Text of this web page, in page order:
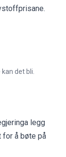
det bli.
legg
å bøte på